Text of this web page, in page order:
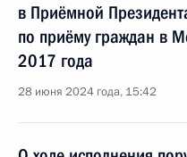
в Приёмной
по приёму граждан в
2017 года
28 июня 2024 года, 15:42